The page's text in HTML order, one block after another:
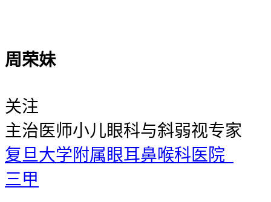
周荣妹
关注
主治医师小儿眼科与斜弱视专家
复旦大学附属眼耳鼻喉科医院
三甲